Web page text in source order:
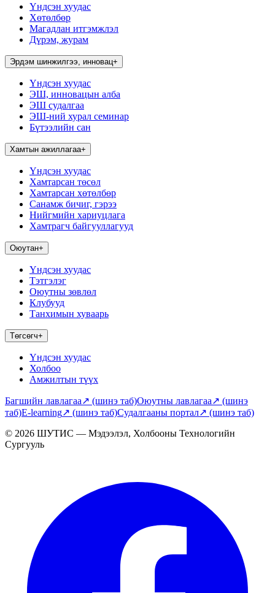
Үндсэн хуудас
Хөтөлбөр
Магадлан итгэмжлэл
Дүрэм, журам
Эрдэм шинжилгээ, инновац+
Үндсэн хуудас
ЭШ, инновацын алба
ЭШ судалгаа
ЭШ-ний хурал семинар
Бүтээлийн сан
Хамтын ажиллагаа+
Үндсэн хуудас
Хамтарсан төсөл
Хамтарсан хөтөлбөр
Санамж бичиг, гэрээ
Нийгмийн хариуцлага
Хамтрагч байгууллагууд
Оюутан+
Үндсэн хуудас
Тэтгэлэг
Оюутны зөвлөл
Клубууд
Танхимын хуваарь
Төгсөгч+
Үндсэн хуудас
Холбоо
Амжилтын түүх
Багшийн лавлагаа↗ (шинэ таб)Оюутны лавлагаа↗ (шинэ
таб)E-learning↗ (шинэ таб)Судалгааны портал↗ (шинэ таб)
© 2026 ШУТИС — Мэдээлэл, Холбооны Технологийн
Сургууль